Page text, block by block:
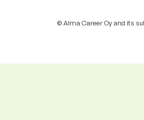
© Alma Career Oy and its